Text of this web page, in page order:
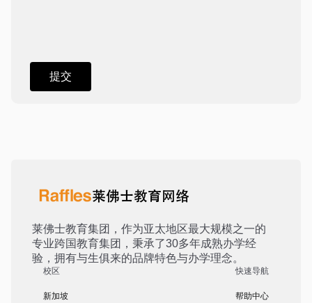
莱佛士教育集团，作为亚太地区最大规模之一的
专业跨国教育集团，秉承了30多年成熟办学经
验，拥有与生俱来的品牌特色与办学理念。
校区
新加坡
快速导航
帮助中心